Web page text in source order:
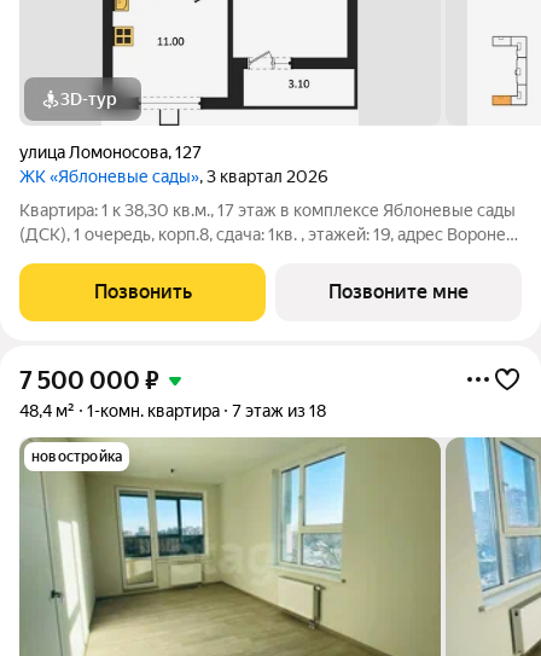
3D-тур
улица Ломоносова,127
ЖК «Яблоневые сады», 3 квартал 2026
Квартира: 1 к 38,30 кв.м., 17 этаж в комплексе Яблоневые сады
(ДСК), 1 очередь, корп.8, сдача: 1кв. , этажей: 19, адрес Воронеж
Позвонить Позвоните мне
7 500 000 ₽
48,4 м² 1-комн. квартира 7 этаж из 18
новостройка